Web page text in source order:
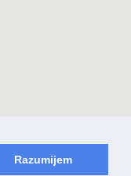
Razumijem